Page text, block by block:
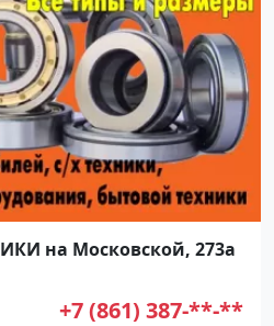
на Московской, 273а
+7 (861) 387-**-**